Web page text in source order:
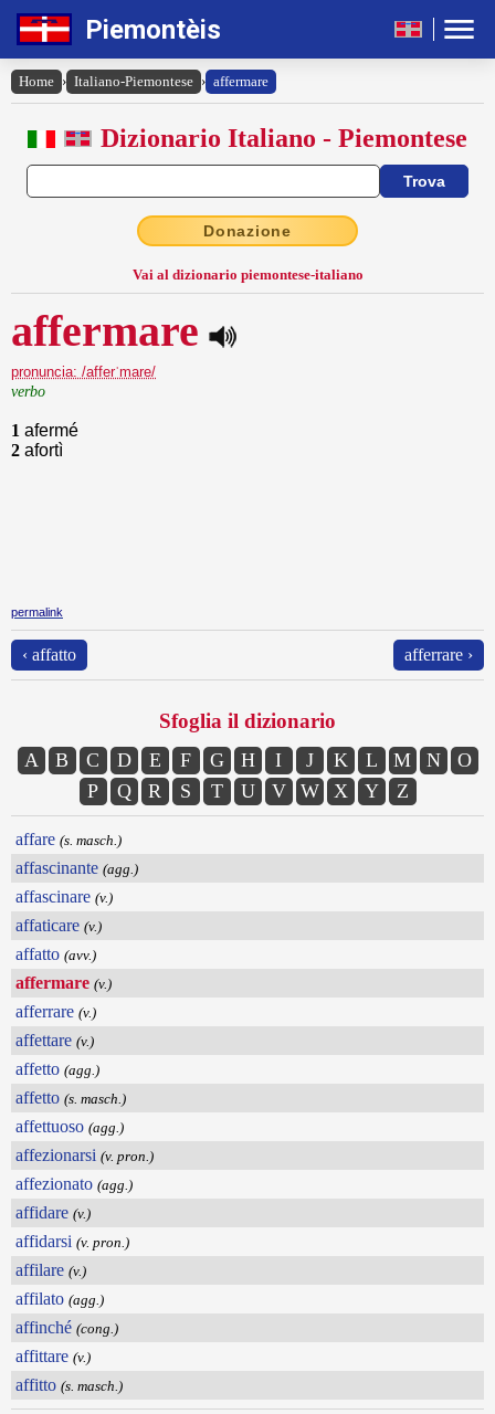
Piemontèis
Home › Italiano-Piemontese › affermare
Dizionario Italiano - Piemontese
Donazione
Vai al dizionario piemontese-italiano
affermare
pronuncia: /afferˈmare/
verbo
1 afermé
2 afortì
permalink
‹ affatto afferrare ›
Sfoglia il dizionario
A B C D E F G H I J K L M N
O
P
Q R S T U V W X Y Z
affare (s. masch.)
affascinante (agg.)
affascinare (v.)
affaticare (v.)
affatto (avv.)
affermare (v.)
afferrare (v.)
affettare (v.)
affetto (agg.)
affetto (s. masch.)
affettuoso (agg.)
affezionarsi (v. pron.)
affezionato (agg.)
affidare (v.)
affidarsi (v. pron.)
affilare (v.)
affilato (agg.)
affinché (cong.)
affittare (v.)
affitto (s. masch.)